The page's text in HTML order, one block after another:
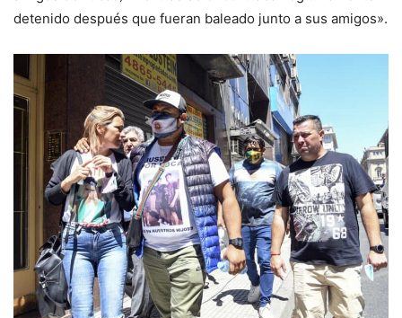
detenido después que fueran baleado junto a sus amigos».